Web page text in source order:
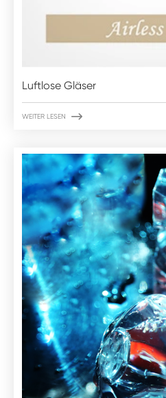
Luftlose Gläser
WEITER LESEN 